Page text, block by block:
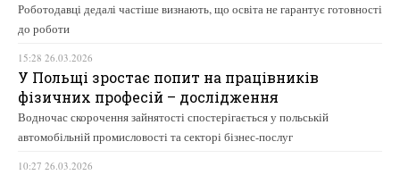
Роботодавці дедалі частіше визнають, що освіта не гарантує готовності
до роботи
15:28 26.03.2026
У Польщі зростає попит на працівників
фізичних професій – дослідження
Водночас скорочення зайнятості спостерігається у польській
автомобільній промисловості та секторі бізнес-послуг
10:27 26.03.2026